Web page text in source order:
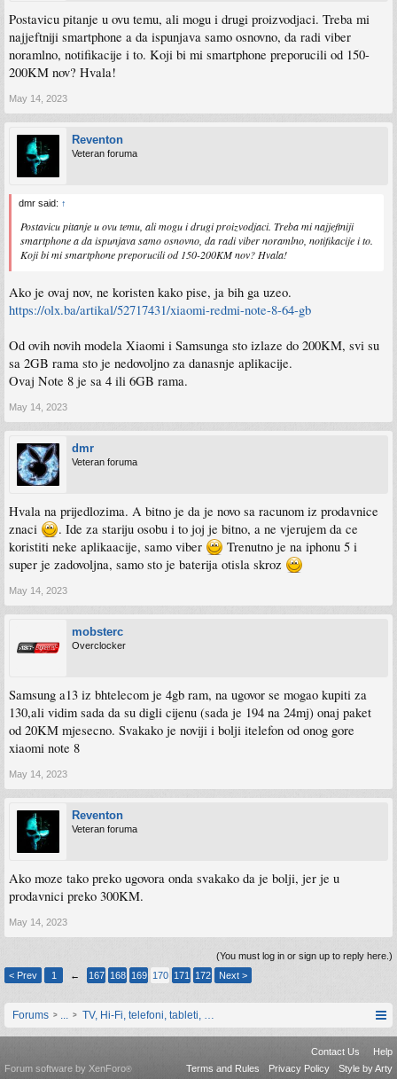
Postavicu pitanje u ovu temu, ali mogu i drugi proizvodjaci. Treba mi
najjeftniji smartphone a da ispunjava samo osnovno, da radi viber
noramlno, notifikacije i to. Koji bi mi smartphone preporucili od 150-
200KM nov? Hvala!
May 14, 2023
Reventon
Veteran foruma
dmr said: ↑
Postavicu pitanje u ovu temu, ali mogu i drugi proizvodjaci. Treba mi najjeftniji
smartphone a da ispunjava samo osnovno, da radi viber noramlno, notifikacije i to.
Koji bi mi smartphone preporucili od 150-200KM nov? Hvala!
Ako je ovaj nov, ne koristen kako pise, ja bih ga uzeo.
https://olx.ba/artikal/52717431/xiaomi-redmi-note-8-64-gb
Od ovih novih modela Xiaomi i Samsunga sto izlaze do 200KM, svi su
sa 2GB rama sto je nedovoljno za danasnje aplikacije.
Ovaj Note 8 je sa 4 ili 6GB rama.
May 14, 2023
dmr
Veteran foruma
Hvala na prijedlozima. A bitno je da je novo sa racunom iz prodavnice
znaci
. Ide za stariju osobu i to joj je bitno, a ne vjerujem da ce
koristiti neke aplikaacije, samo viber
Trenutno je na iphonu 5 i
super je zadovoljna, samo sto je baterija otisla skroz
May 14, 2023
mobsterc
Overclocker
Samsung a13 iz bhtelecom je 4gb ram, na ugovor se mogao kupiti za
130,ali vidim sada da su digli cijenu (sada je 194 na 24mj) onaj paket
od 20KM mjesecno. Svakako je noviji i bolji itelefon od onog gore
xiaomi note 8
May 14, 2023
Reventon
Veteran foruma
Ako moze tako preko ugovora onda svakako da je bolji, jer je u
prodavnici preko 300KM.
May 14, 2023
(You must log in or sign up to reply here.)
< Prev
1 ← 167 168 169 170 171 172 Next >
Forums ... TV, Hi-Fi, telefoni, tableti, satovi, IoT oprema
Contact Us
Help
Terms and Rules
Privacy Policy Style by Arty
Forum software by XenForo®